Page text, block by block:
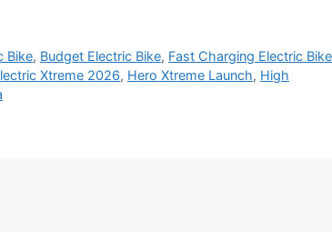
Bike, Budget Electric Bike, Fast Charging Electric Bike
Xtreme 2026, Hero Xtreme Launch, High